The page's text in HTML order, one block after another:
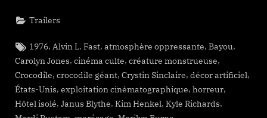
Trailers
Tags:
1976, Alvin L. Fast,atmosphère oppressante,Bayou,
Carolyn Jones, cinéma culte, créature monstrueuse,
Crocodile, crocodile géant, Crystin Sinclaire, décor artificiel,
États-Unis, exploitation cinématographique, horreur,
Hôtel isolé, Janus Blythe, Kim Henkel, Kyle Richards,